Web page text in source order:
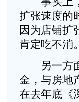
扩张速度的
因为店铺扩
肯定吃不消。
另一方面
金，与房地
在去年底《